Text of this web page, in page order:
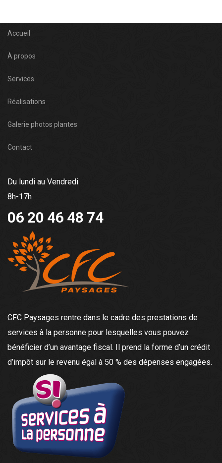
Accueil
À propos
Services
Réalisations
Galerie photos plantes
Contact
Du lundi au Vendredi
8h-17h
06 20 46 48 74
CFC Paysages rentre dans le cadre des prestations de
services à la personne pour lesquelles vous pouvez
bénéficier d’un avantage fiscal. Il prend la forme d’un crédit
d’impôt sur le revenu égal à 50 % des dépenses engagées.